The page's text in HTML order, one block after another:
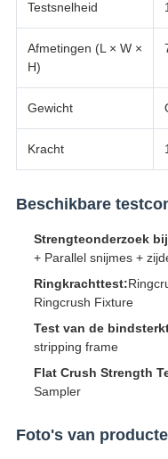
Testsnelheid
Afmetingen (L × W ×
H)
Gewicht
Kracht
Beschikbare
Strengteonderzoek
+ Parallel snijmes +
Ringkrachttest:
Ringcrush Fixture
Test van de
stripping frame
Flat Crush Strength
Sampler
Foto's van